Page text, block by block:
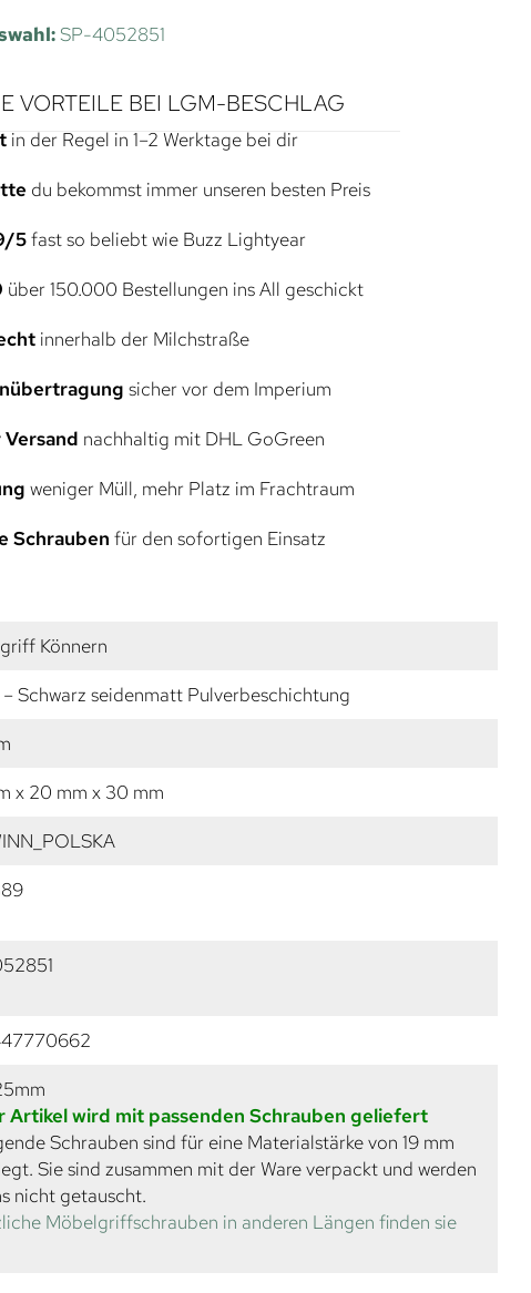
SP-4052851
VORTEILE BEI LGM-BESCHLAG
in der Regel in 1–2 Werktage bei dir
du bekommst immer unseren besten Preis
5fast so beliebt wie Buzz Lightyear
über 150.000 Bestellungen ins All geschickt
innerhalb der Milchstraße
sicher vor dem Imperium
nachhaltig mit DHL GoGreen
weniger Müll, mehr Platz im Frachtraum
Schrauben für den sofortigen Einsatz
Könnern
Schwarz seidenmatt Pulverbeschichtung
x 20 mm x 30 mm
Artikel wird mit passenden Schrauben geliefert
Schrauben sind für eine Materialstärke von 19 mm
Sie sind zusammen mit der Ware verpackt und werden
nicht getauscht.
Möbelgriffschrauben in anderen Längen finden sie